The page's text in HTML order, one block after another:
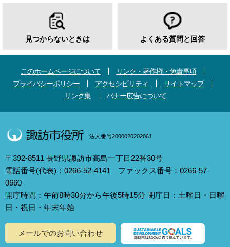
見つからないときは よくある質問と回答
このホームページについて
リンク・著作権・免責事項
プライバシーポリシー
アクセシビリティ
サイトマップ
リンク集
バナー広告について
法人番号2000020202061
〒392-8511 長野県諏訪市高島一丁目22番30号
電話番号(代表)：0266-52-4141 ファックス番号：0266-57-
0660
開庁時間：午前8時30分から午後5時15分 閉庁日：土曜日・日曜
日・祝日・年末年始
メールでのお問い合わせ